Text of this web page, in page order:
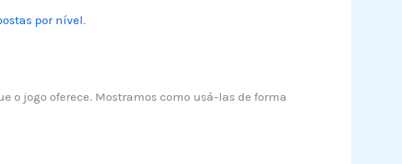
por nível.
o jogo oferece. Mostramos como usá-las de forma